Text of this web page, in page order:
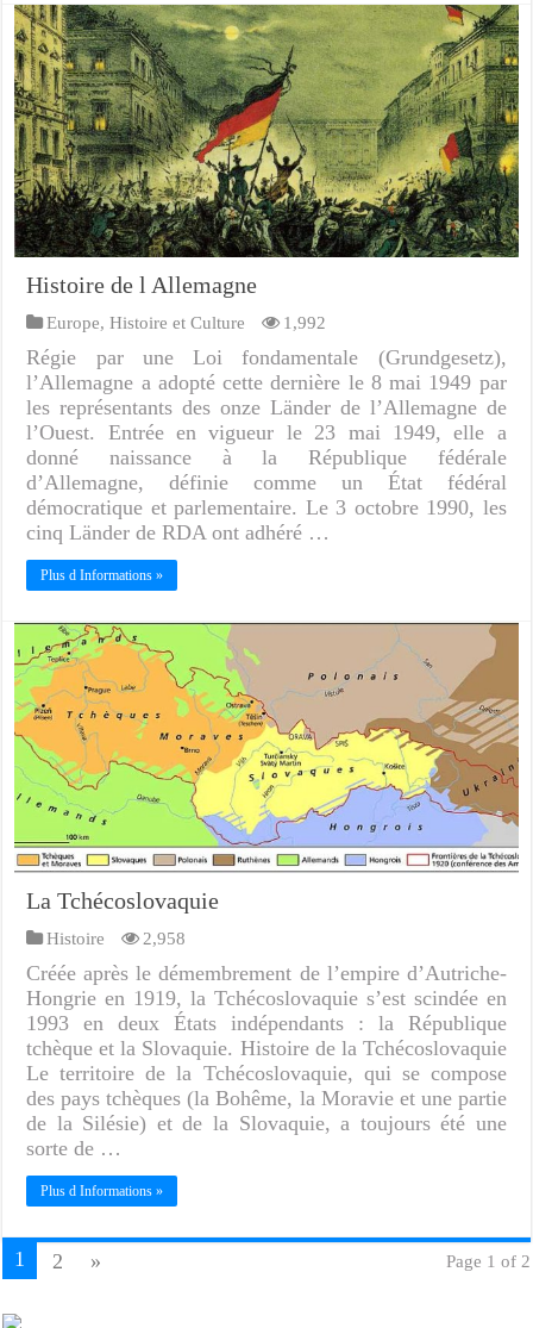
Histoire de l Allemagne
Europe,Histoire et Culture 1,992
Régie par une Loi fondamentale (Grundgesetz),
l’Allemagne a adopté cette dernière le 8 mai 1949 par
les représentants des onze Länder de l’Allemagne de
l’Ouest. Entrée en vigueur le 23 mai 1949, elle a
donné naissance à la République fédérale
d’Allemagne, définie comme un État fédéral
démocratique et parlementaire. Le 3 octobre 1990, les
cinq Länder de RDA ont adhéré …
Plus d Informations »
La Tchécoslovaquie
Histoire 2,958
Créée après le démembrement de l’empire d’Autriche-
Hongrie en 1919, la Tchécoslovaquie s’est scindée en
1993 en deux États indépendants : la République
tchèque et la Slovaquie. Histoire de la Tchécoslovaquie
Le territoire de la Tchécoslovaquie, qui se compose
des pays tchèques (la Bohême, la Moravie et une partie
de la Silésie) et de la Slovaquie, a toujours été une
sorte de …
Plus d Informations »
Page 1 of 2
1 2 »